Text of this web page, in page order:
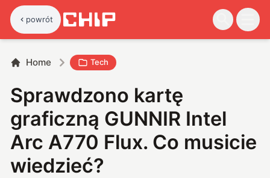
powrót
Home Tech
Sprawdzono kartę
graficzną GUNNIR Intel
Arc A770 Flux. Co musicie
wiedzieć?